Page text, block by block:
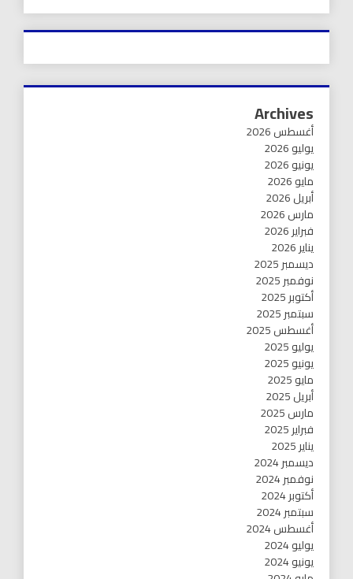
Archives
أغسطس 2026
يوليو 2026
يونيو 2026
مايو 2026
أبريل 2026
مارس 2026
فبراير 2026
يناير 2026
ديسمبر 2025
نوفمبر 2025
أكتوبر 2025
سبتمبر 2025
أغسطس 2025
يوليو 2025
يونيو 2025
مايو 2025
أبريل 2025
مارس 2025
فبراير 2025
يناير 2025
ديسمبر 2024
نوفمبر 2024
أكتوبر 2024
سبتمبر 2024
أغسطس 2024
يوليو 2024
يونيو 2024